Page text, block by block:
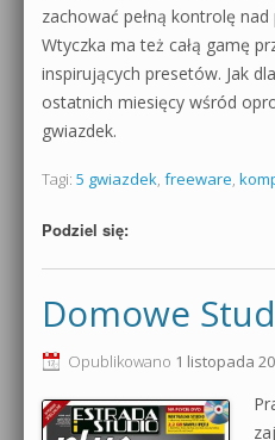
zachować pełną kontrolę
Wtyczka ma też całą gamę
inspirujących presetów. Jak
ostatnich miesięcy wśród
gwiazdek.
Tagi: 5 gwiazdek, freeware,
Podziel się:
Domowe
Opublikowano 1 listopada